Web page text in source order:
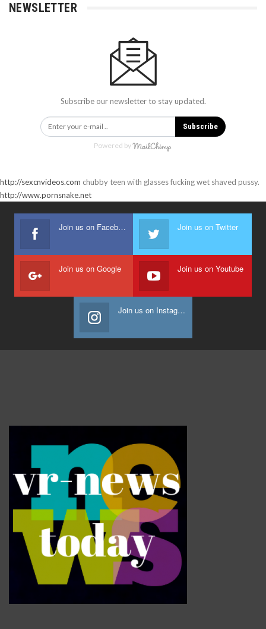
NEWSLETTER
Subscribe our newsletter to stay updated.
Subscribe
Powered by
http://sexcnvideos.com chubby teen with glasses fucking wet shaved pussy.
http://www.pornsnake.net
Join us on Facebook Join us on Twitter
Join us on Google Join us on Youtube
Join us on Instagram